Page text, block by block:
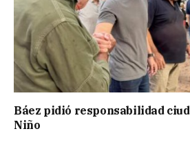
Báez pidió responsabilidad
Niño